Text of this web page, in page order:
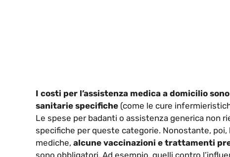
I costi per l’assistenza medica a domicilio
sanitarie specifiche (come le cure
Le spese per badanti o assistenza generica non
specifiche per queste categorie. Nonostante,
mediche, alcune vaccinazioni e trattamenti
sono obbligatori. Ad esempio, quelli contro